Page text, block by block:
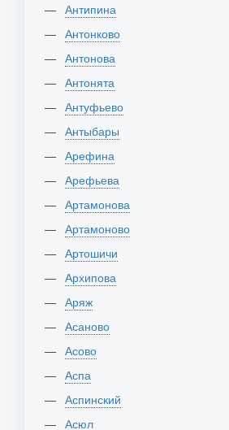
Антипина
Антонково
Антонова
Антонята
Антуфьево
Антыбары
Арефина
Арефьева
Артамонова
Артамоново
Артошичи
Архипова
Аряж
Асаново
Асово
Аспа
Аспинский
Асюл